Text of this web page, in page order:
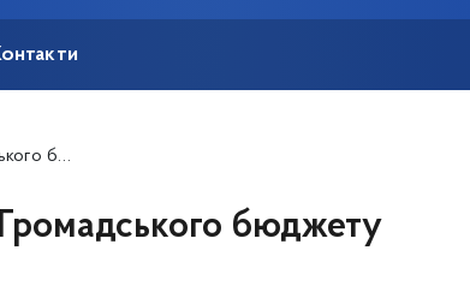
Громадського бюджету